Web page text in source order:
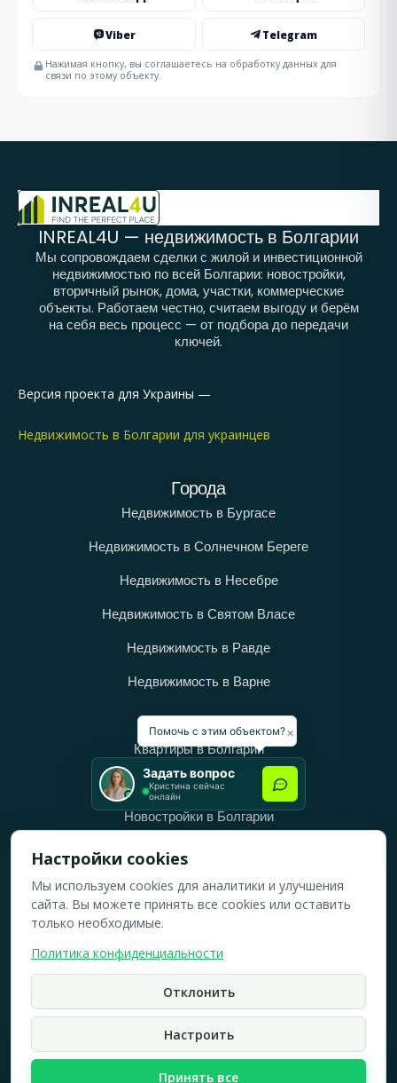
Viber Telegram
Нажимая кнопку, вы соглашаетесь на обработку данных для
связи по этому объекту.
INREAL4U — недвижимость в Болгарии
Мы сопровождаем сделки с жилой и инвестиционной
недвижимостью по всей Болгарии: новостройки,
вторичный рынок, дома, участки, коммерческие
объекты. Работаем честно, считаем выгоду и берём
на себя весь процесс — от подбора до передачи
ключей.
Версия проекта для Украины —
Недвижимость в Болгарии для украинцев
Города
Недвижимость в Бургасе
Недвижимость в Солнечном Береге
Недвижимость в Несебре
Недвижимость в Святом Власе
Недвижимость в Равде
Недвижимость в Варне
Категории
Квартиры в Болгарии
Дома в Болгарии
Новостройки в Болгарии
Вторичное жильё в Болгарии
Рабочее время
ПН-ПТ: 10:00 — 18:00
ВС: Выходной
2019-2026 © Все права защищены.
Политика конфидициальности
Карта сайта
×
Помочь с этим объектом?
Задать вопрос
Кристина сейчас
онлайн
Кристина Верейская
☏
Настройки cookies
Мы используем cookies для аналитики и улучшения
сайта. Вы можете принять все cookies или оставить
только необходимые.
Политика конфиденциальности
Отклонить
Настроить
Принять все